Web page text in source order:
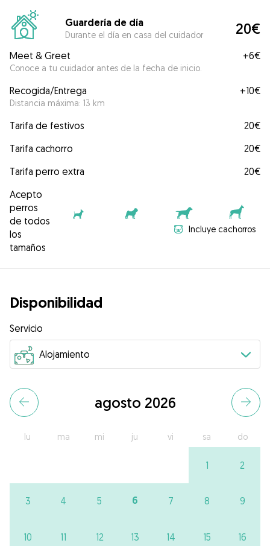
Guardería de día
Durante el día en casa del cuidador 20€
Meet & Greet
Conoce a tu cuidador antes de la fecha de inicio.
+6€
Recogida/Entrega
Distancia máxima: 13 km
+10€
Tarifa de festivos
20€
Tarifa cachorro
20€
Tarifa perro extra
20€
Acepto
perros
de todos
los
tamaños
Incluye cachorros
Disponibilidad
Servicio
agosto 2026
lu ma mi ju vi sa do
1 2
3 4 5 6 7 8 9
10 11 12 13 14 15 16